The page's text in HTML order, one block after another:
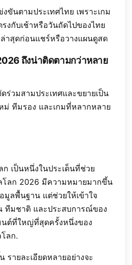
งขันตามประเทศไทย เพราะเกม
งกับเช้าหรือวันถัดไปของไทย
าสุดก่อนแชร์หรือวางแผนดูสด
ถึงน่าติดตามกว่าหลาย
ร่วมสามประเทศและขยายเป็น
ทีมรอง และเกมที่หลากหลาย
เป็นหนึ่งในประเด็นที่ช่วย
โลก 2026 มีความหมายมากขึ้น
มูลพื้นฐาน แต่ช่วยให้เข้าใจ
ทีมชาติ และประสบการณ์ของ
ต์ที่ใหญ่ที่สุดครั้งหนึ่งของ
ลก.
รายละเอียดหลายอย่างจะ